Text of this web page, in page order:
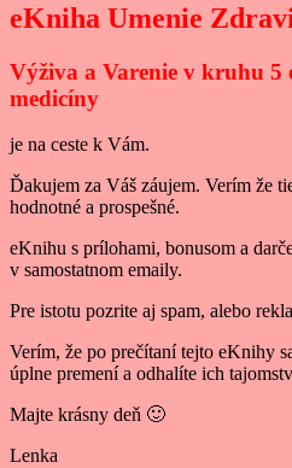
eKniha Umenie
Výživa a Varenie v kruhu 5
medicíny
je na ceste k Vám.
Ďakujem za Váš záujem. Verím že
hodnotné a prospešné.
eKnihu s prílohami, bonusom a
v samostatnom emaily.
Pre istotu pozrite aj spam, alebo
Verím, že po prečítaní tejto eKnihy
úplne premení a odhalíte ich
Majte krásny deň 🙂
Lenka